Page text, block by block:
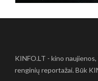
KINFO.LT - kino
renginių reportažai. Būk